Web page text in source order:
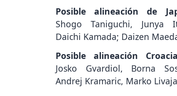
Posible alineación de
Shogo Taniguchi, Junya
Daichi Kamada; Daizen
Posible alineación
Josko Gvardiol, Borna
Andrej Kramaric, Marko